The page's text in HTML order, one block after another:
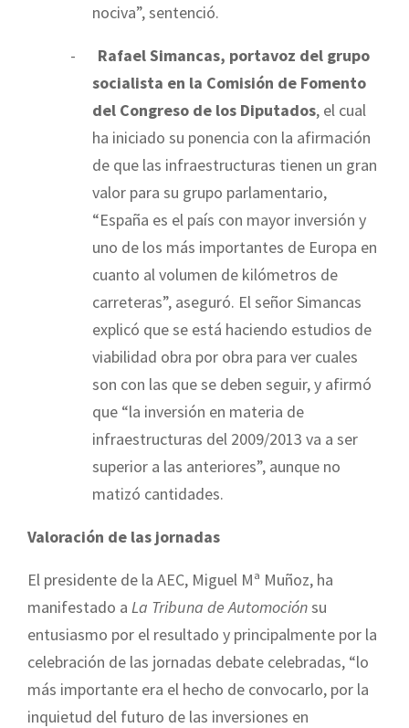
nociva”, sentenció.
- Rafael Simancas, portavoz del grupo
socialista en la Comisión de Fomento
del Congreso de los Diputados, el cual
ha iniciado su ponencia con la afirmación
de que las infraestructuras tienen un gran
valor para su grupo parlamentario,
“España es el país con mayor inversión y
uno de los más importantes de Europa en
cuanto al volumen de kilómetros de
carreteras”, aseguró. El señor Simancas
explicó que se está haciendo estudios de
viabilidad obra por obra para ver cuales
son con las que se deben seguir, y afirmó
que “la inversión en materia de
infraestructuras del 2009/2013 va a ser
superior a las anteriores”, aunque no
matizó cantidades.
Valoración de las jornadas
El presidente de la AEC, Miguel Mª Muñoz, ha
manifestado a La Tribuna de Automociónsu
entusiasmo por el resultado y principalmente por la
celebración de las jornadas debate celebradas, “lo
más importante era el hecho de convocarlo, por la
inquietud del futuro de las inversiones en